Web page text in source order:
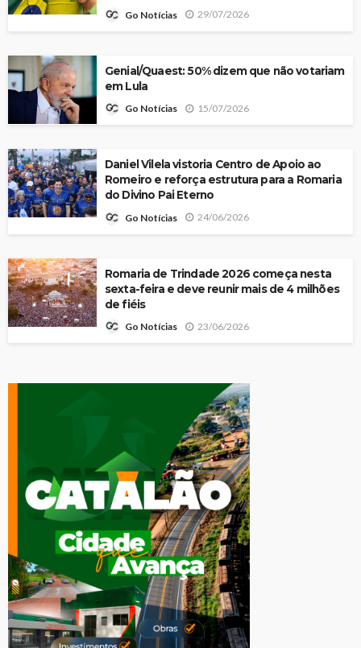
Go Notícias 29/07/2026
Genial/Quaest: 50% dizem que não votariam
em Lula
Go Notícias 15/07/2026
Daniel Vilela vistoria Centro de Apoio ao
Romeiro e reforça estrutura para a Romaria
do Divino Pai Eterno
Go Notícias 24/06/2026
Romaria de Trindade 2026 começa nesta
sexta-feira e deve reunir mais de 4 milhões
de fiéis
Go Notícias 23/06/2026